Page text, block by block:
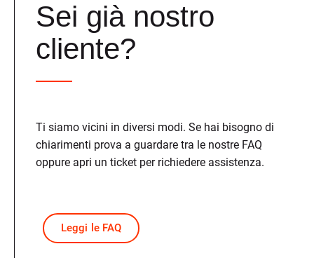
Sei già nostro
cliente?
Ti siamo vicini in diversi modi. Se hai bisogno di
chiarimenti prova a guardare tra le nostre FAQ
oppure apri un ticket per richiedere assistenza.
Leggi le FAQ